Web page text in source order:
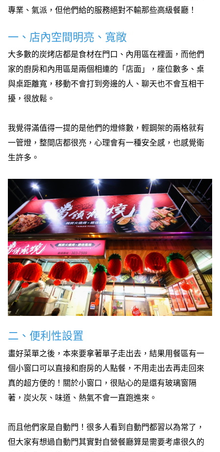
專業、氣派，但他們給的服務絕對不輸那些高級餐廳！
一、店內空間明亮、寬敞
大多數的炭烤店都是食材在門口、內用區在裡面，而他們
家的廚房和內用區是兩個相連的「店面」，座位數多、桌
與桌距離寬，移動不會打到旁邊的人、聊天也不會互相干
擾，很放鬆。
我覺得滿值得一提的是他們的燈條數，輕鋼架的兩格就有
一管燈，整間店都很亮，心理會有一種安全感，也感覺衛
生許多。
二、便利性設置
畫好菜單之後，本來要拿著單子走出去，結果用餐區有一
個小窗口可以直接和廚房的人點餐，不用走出去再走回來
真的超方便的！關於小窗口，很貼心的是還有玻璃窗隔
著，炭火灰、味道、熱氣不會一直跑進來。
而且他們家是自動門！很多人看到自動門都習以為常了，
但大家有想過自動門其實對自營餐廳算是需要考慮很久的